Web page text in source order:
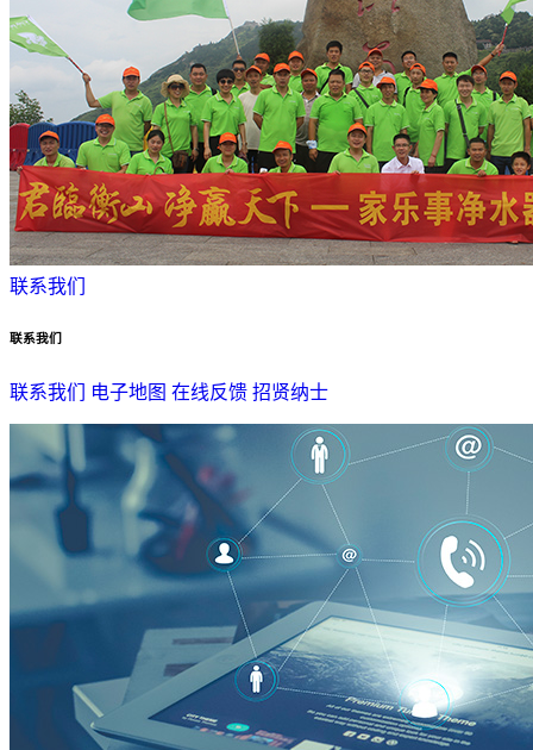
联系我们
联系我们
联系我们 电子地图 在线反馈 招贤纳士